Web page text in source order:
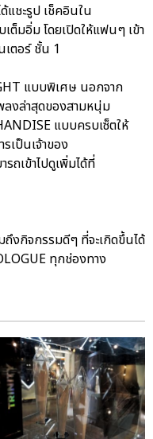
แชะรูป เช็คอินใน
มอิ่ม โดยเปิดให้แฟนๆ เข้า
ตอร์ ชั้น 1
แบบพิเศษ นอกจาก
ลงล่าสุดของสามหนุ่ม
แบบครบเซ็ตให้
เป็นเจ้าของ
ถเข้าไปดูเพิ่มได้ที่
งกิจกรรมดีๆ ที่จะเกิดขึ้นได้
ทุกช่องทาง